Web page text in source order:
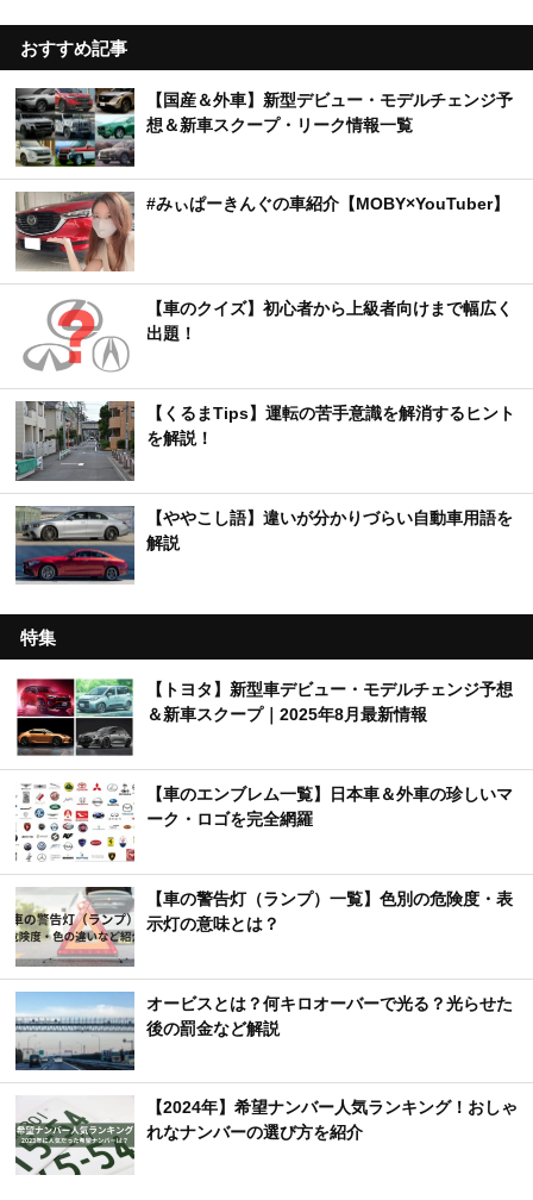
おすすめ記事
【国産＆外車】新型デビュー・モデルチェンジ予
想＆新車スクープ・リーク情報一覧
#みぃぱーきんぐの車紹介【MOBY×YouTuber】
【車のクイズ】初心者から上級者向けまで幅広く
出題！
【くるまTips】運転の苦手意識を解消するヒント
を解説！
【ややこし語】違いが分かりづらい自動車用語を
解説
特集
【トヨタ】新型車デビュー・モデルチェンジ予想
＆新車スクープ｜2025年8月最新情報
【車のエンブレム一覧】日本車＆外車の珍しいマ
ーク・ロゴを完全網羅
【車の警告灯（ランプ）一覧】色別の危険度・表
示灯の意味とは？
オービスとは？何キロオーバーで光る？光らせた
後の罰金など解説
【2024年】希望ナンバー人気ランキング！おしゃ
れなナンバーの選び方を紹介